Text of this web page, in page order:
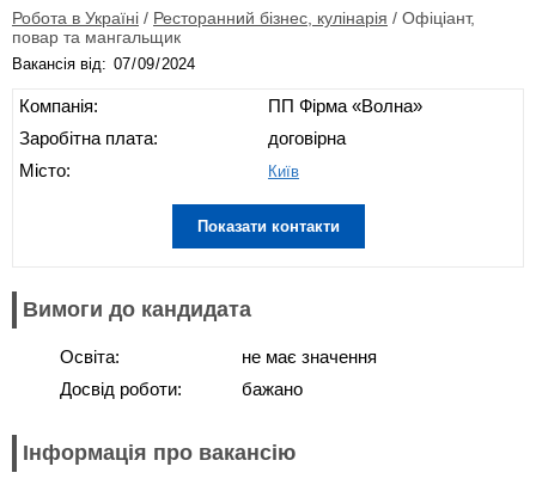
Робота в Україні / Ресторанний бізнес, кулінарія / Офіціант,
повар та мангальщик
Вакансія від:
Компанія:
Заробітна плата:
Місто:
ПП Фірма «Волна»
договірна
Київ
Показати контакти
Вимоги до кандидата
Освіта:
Досвід роботи:
не має значення
бажано
Інформація про вакансію